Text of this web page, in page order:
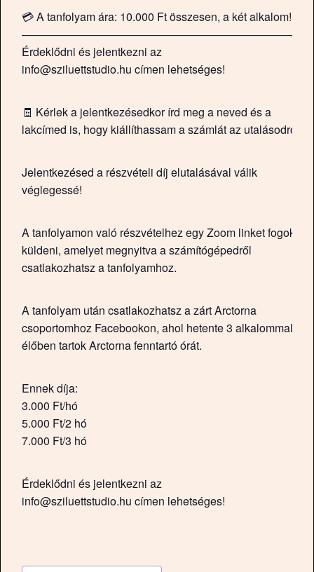
💳 A tanfolyam ára: 10.000 Ft összesen, a két alkalom!
——————————————————————————
Érdeklődni és jelentkezni az
info@sziluettstudio.hu címen lehetséges!
🧾 Kérlek a jelentkezésedkor írd meg a neved és a
lakcímed is, hogy kiállíthassam a számlát az utalásodról!
Jelentkezésed a részvételi díj elutalásával válik
véglegessé!
A tanfolyamon való részvételhez egy Zoom linket fogok
küldeni, amelyet megnyitva a számítógépedről
csatlakozhatsz a tanfolyamhoz.
A tanfolyam után csatlakozhatsz a zárt Arctorna
csoportomhoz Facebookon, ahol hetente 3 alkalommal
élőben tartok Arctorna fenntartó órát.
Ennek díja:
3.000 Ft/hó
5.000 Ft/2 hó
7.000 Ft/3 hó
Érdeklődni és jelentkezni az
info@sziluettstudio.hu címen lehetséges!